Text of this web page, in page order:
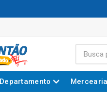
Mercearia